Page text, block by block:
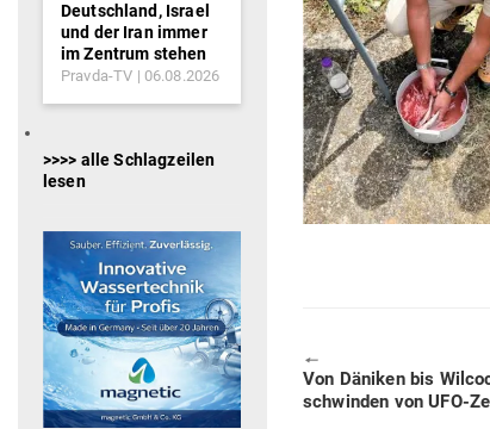
🠔
Previous
post:
Von Däniken bis
schwinden von
Deutschland, Israel
und der Iran immer
im Zentrum stehen
Pravda-TV 06.08.2026
>>>> alle Schlagzeilen
lesen